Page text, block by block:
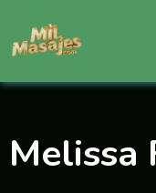
contenido
Melissa